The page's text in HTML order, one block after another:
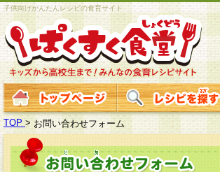
子供向けかんたんレシピの食育サイト
TOP > お問い合わせフォーム